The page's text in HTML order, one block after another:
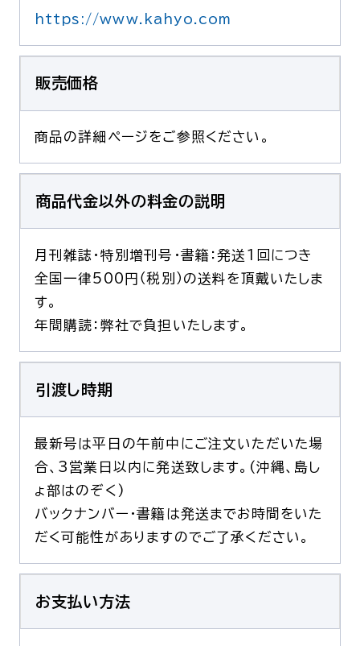
https://www.kahyo.com
販売価格
商品の詳細ページをご参照ください。
商品代金以外の料金の説明
月刊雑誌・特別増刊号・書籍：発送1回につき
全国一律500円（税別）の送料を頂戴いたしま
す。
年間購読：弊社で負担いたします。
引渡し時期
最新号は平日の午前中にご注文いただいた場
合、3営業日以内に発送致します。(沖縄、島し
ょ部はのぞく)
バックナンバー・書籍は発送までお時間をいた
だく可能性がありますのでご了承ください。
お支払い方法